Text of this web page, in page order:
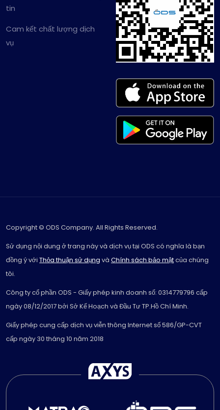
tin
Cam kết chất lượng dịch
vụ
Copyright © ODS Company. All Rights Reserved.
Sử dụng nội dung ở trang này và dịch vụ tại ODS có nghĩa là bạn
đồng ý với Thỏa thuận sử dụng và Chính sách bảo mậtcủa chúng
tôi.
Công ty cổ phần ODS - Giấy phép kinh doanh số: 0314779796 cấp
ngày 08/12/2017 bởi Sở Kế Hoạch và Đầu Tư TP.Hồ Chí Minh.
Giấy phép cung cấp dịch vụ viễn thông Internet số 586/GP-CVT
cấp ngày 30 tháng 10 năm 2018